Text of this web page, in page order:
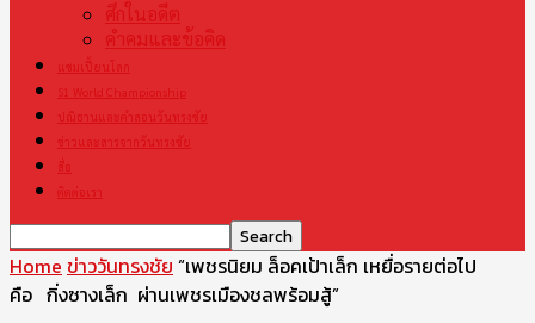
ศึกในอดีต
คำคมและข้อคิด
แชมเปี้ยนโลก
S1 World Championship
ปณิธานและคำสอนวันทรงชัย
ข่าวและสารจากวันทรงชัย
สื่อ
ติดต่อเรา
Home ข่าววันทรงชัย “เพชรนิยม ล็อคเป้าเล็ก เหยื่อรายต่อไป
คือ กิ่งซางเล็ก ผ่านเพชรเมืองชลพร้อมสู้”